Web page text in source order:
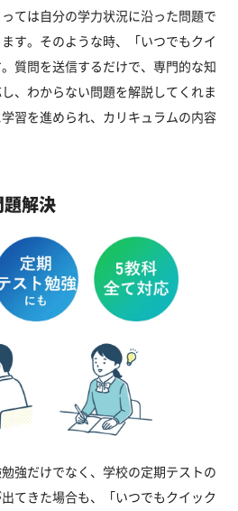
ては自分の学力状況に沿った問題で
す。そのような時、「いつでもクイ
質問を送信するだけで、専門的な知
、わからない問題を解説してくれま
習を進められ、カリキュラムの内容
解決
強だけでなく、学校の定期テストの
てきた場合も、「いつでもクイック